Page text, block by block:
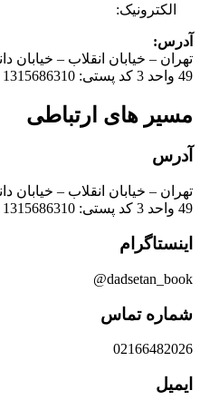
الکترونیک:
آدرس:
تهران – خیابان انقلاب – خیابان
49 واحد 3 کد پستی: 1315686310
مسیر های ارتباطی​
آدرس
تهران – خیابان انقلاب – خیابان
49 واحد 3 کد پستی: 1315686310
اینستاگرام
dadsetan_book@
شماره تماس
02166482026
ایمیل